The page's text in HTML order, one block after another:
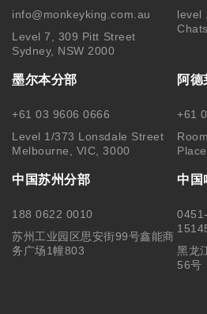
info@monkeyking.com.au
Level 7, 309 Pitt Street
Sydney, NSW 2000
level
墨尔本分部
+61 03 9606 0666
Level 1/373 Lonsdale Street
Melbourne, VIC, 3000
阿德
+61
中国苏州分部
188 0622 0010
苏州工业园区思安街99号鑫能商
务广场1幢803
中国
黑龙
56号